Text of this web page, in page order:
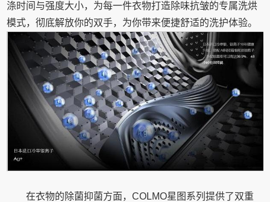
涤时间与强度大小，为每一件衣物打造除味抗皱的专属洗烘
模式，彻底解放你的双手，为你带来便捷舒适的洗护体验。
在衣物的除菌抑菌方面，COLMO星图系列提供了双重